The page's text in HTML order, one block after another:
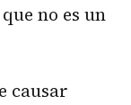
no es un
causar